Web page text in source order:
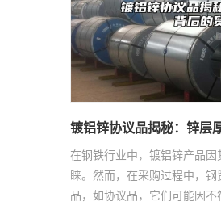
在钢铁行业中，镀铝锌产品
睐。然而，在采购过程中，
品，如协议品，它们可能因